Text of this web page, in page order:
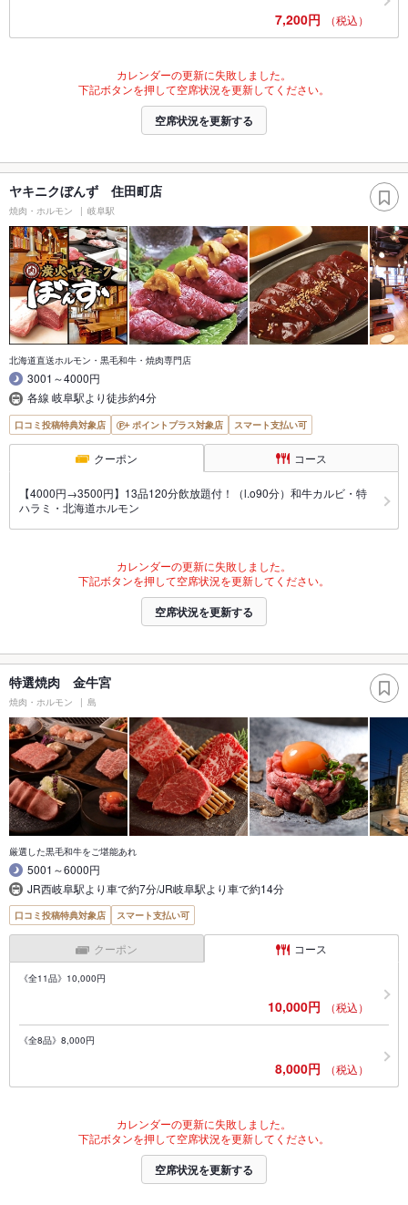
7,200円 （税込）
カレンダーの更新に失敗しました。
下記ボタンを押して空席状況を更新してください。
空席状況を更新する
ヤキニクぼんず 住田町店
焼肉・ホルモン 岐阜駅
北海道直送ホルモン・黒毛和牛・焼肉専門店
3001～4000円
各線 岐阜駅より徒歩約4分
口コミ投稿特典対象店 ポイントプラス対象店 スマート支払い可
クーポン コース
【4000円→3500円】13品120分飲放題付！（l.o90分）和牛カルビ・特
ハラミ・北海道ホルモン
カレンダーの更新に失敗しました。
下記ボタンを押して空席状況を更新してください。
空席状況を更新する
特選焼肉 金牛宮
焼肉・ホルモン 島
厳選した黒毛和牛をご堪能あれ
5001～6000円
JR西岐阜駅より車で約7分/JR岐阜駅より車で約14分
口コミ投稿特典対象店 スマート支払い可
クーポン コース
《全11品》10,000円
10,000円 （税込）
《全8品》8,000円
8,000円 （税込）
カレンダーの更新に失敗しました。
下記ボタンを押して空席状況を更新してください。
空席状況を更新する